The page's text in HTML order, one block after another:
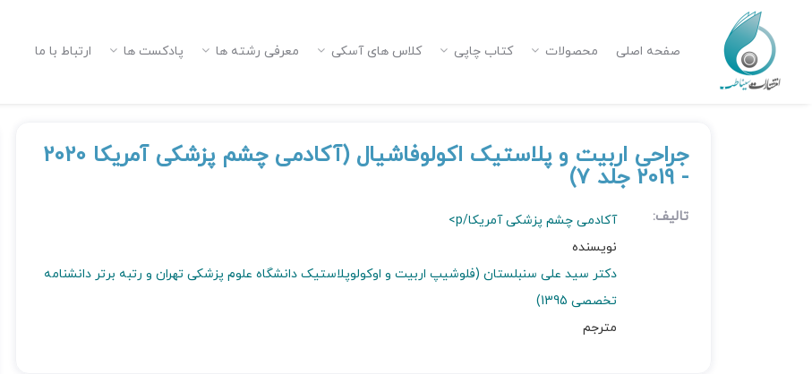
صفحه اصلی محصولات کتاب چاپی کلاس های آسکی معرفی رشته ها پادکست ها ارتباط با ما
جراحی اربیت و پلاستیک اکولوفاشیال (آکادمی چشم پزشکی آمریکا 2020
- 2019 جلد 7)
تالیف:
آکادمی چشم پزشکی آمریکا/p>
نویسنده
دکتر سید علی سنبلستان (فلوشیپ اربیت و اوکولوپلاستیک دانشگاه علوم پزشکی تهران و رتبه برتر دانشنامه
تخصصی 1395)
مترجم